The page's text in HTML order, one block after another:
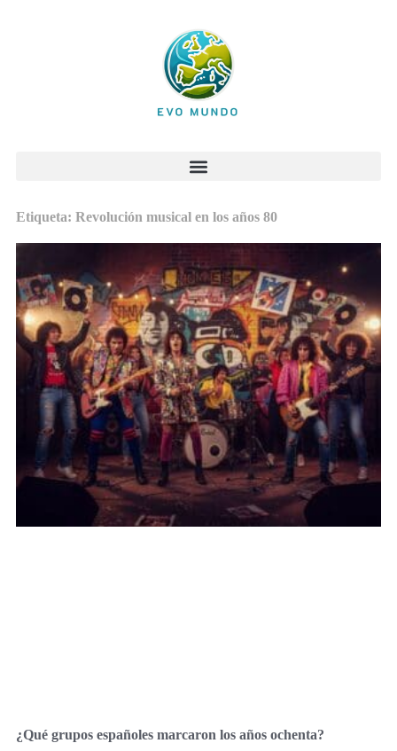
Etiqueta: Revolución musical en los años 80
¿Qué grupos españoles marcaron los años ochenta?